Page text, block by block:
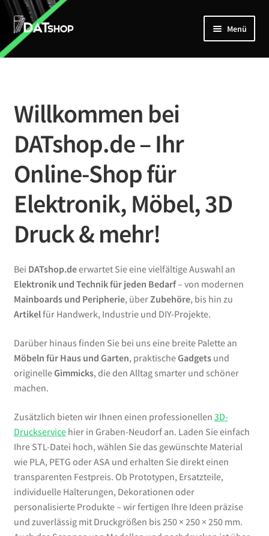
Zur
Navigation
springen
Zum
Inhalt
springen
Menü
Home
Mein Account
Kontakt
Willkommen bei
DATshop.de – Ihr
Online-Shop für
Elektronik, Möbel, 3D
Druck & mehr!
Bei DATshop.deerwartet Sie eine vielfältige Auswahl an
Elektronik und Technik für jeden Bedarf– von modernen
Mainboards und Peripherie, überZubehöre, bis hin zu
Artikelfür Handwerk, Industrie und DIY-Projekte.
Darüber hinaus finden Sie bei uns eine breite Palette an
Möbeln für Haus und Garten, praktischeGadgetsund
originelleGimmicks, die den Alltag smarter und schöner
machen.
Zusätzlich bieten wir Ihnen einen professionellen 3D-
Druckservicehier in Graben-Neudorf an. Laden Sie einfach
Ihre STL-Datei hoch, wählen Sie das gewünschte Material
wie PLA, PETG oder ASA und erhalten Sie direkt einen
transparenten Festpreis. Ob Prototypen, Ersatzteile,
individuelle Halterungen, Dekorationen oder
personalisierte Produkte – wir fertigen Ihre Ideen präzise
und zuverlässig mit Druckgrößen bis 250 × 250 × 250 mm.